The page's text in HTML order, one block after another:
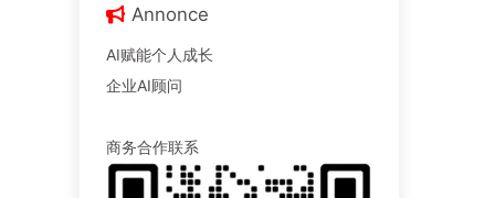
Annonce
AI赋能个人成长
企业AI顾问
商务合作联系